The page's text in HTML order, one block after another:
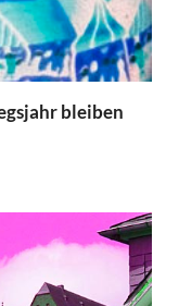
bleiben